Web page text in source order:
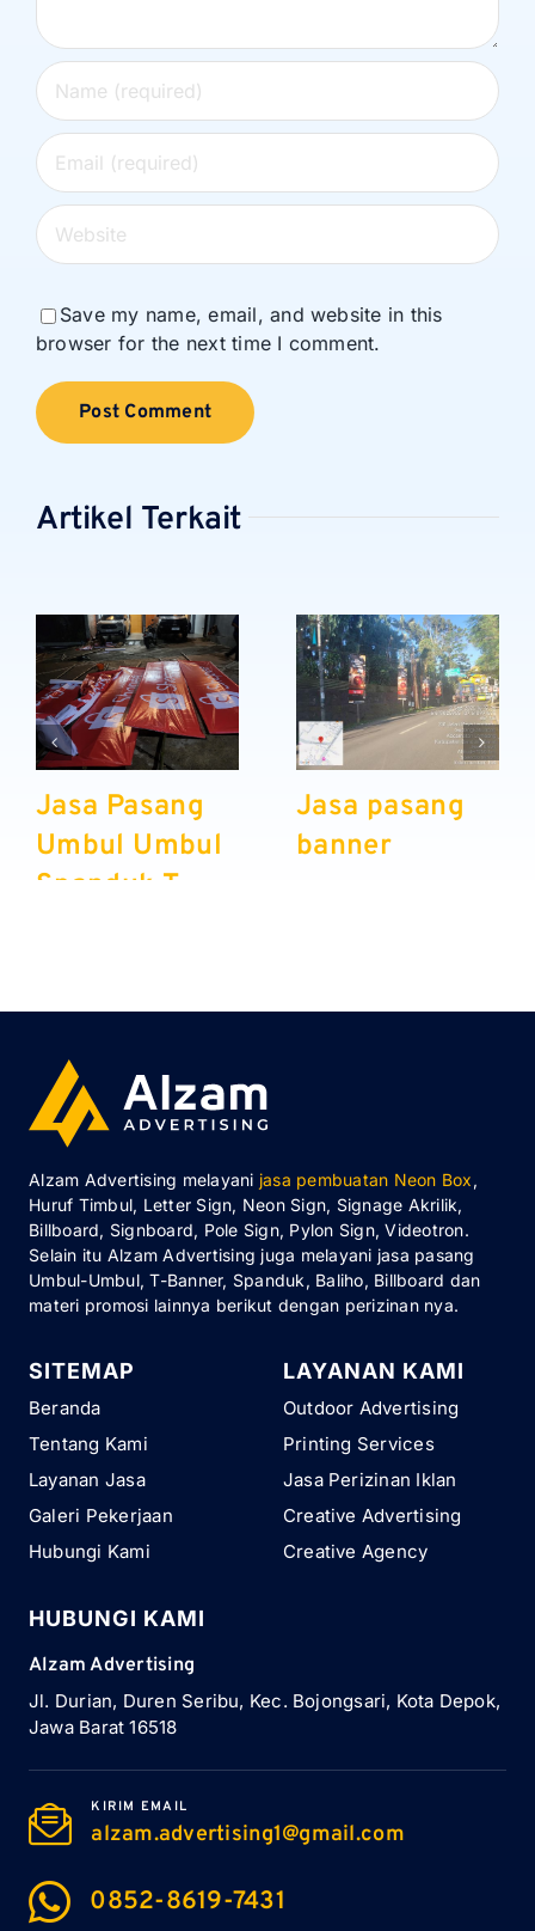
Save my name, email, and website in this
browser for the next time I comment.
Artikel Terkait
Jasa Pasang
Umbul Umbul
Spanduk T
Jasa pasang
banner
Alzam Advertising melayani jasa pembuatan Neon Box,
Huruf Timbul, Letter Sign, Neon Sign, Signage Akrilik,
Billboard, Signboard, Pole Sign, Pylon Sign, Videotron.
Selain itu Alzam Advertising juga melayani jasa pasang
Umbul-Umbul, T-Banner, Spanduk, Baliho, Billboard dan
materi promosi lainnya berikut dengan perizinan nya.
SITEMAP
Beranda
Tentang Kami
Layanan Jasa
Galeri Pekerjaan
Hubungi Kami
LAYANAN KAMI
Outdoor Advertising
Printing Services
Jasa Perizinan Iklan
Creative Advertising
Creative Agency
HUBUNGI KAMI
Alzam Advertising
Jl. Durian, Duren Seribu, Kec. Bojongsari, Kota Depok,
Jawa Barat 16518
KIRIM EMAIL
alzam.advertising1@gmail.com
0852-8619-7431